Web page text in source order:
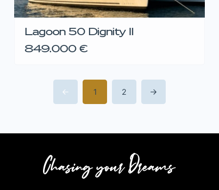
Lagoon 50 Dignity II
849.000 €
1 2